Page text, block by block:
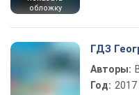
обложку
ГДЗ
Авторы:
Год: 2017